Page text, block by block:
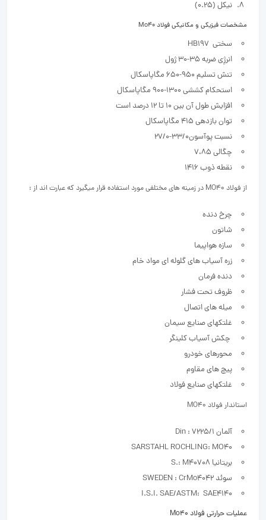
نیکل (0.25)
مشخصات فیزیکی و مکانیکی فولاد Mo40
سختی HB197
انرژِی ضربه 35-30 ژول
تنش تسلیم 950-650 مگاپاسکال
استحکام کششی 1300-900 مگاپاسکال
افزایش طول آن بین 10 تا 12 درصد است
توان بازدهی 415 مگاپاسکال
نسبت پوآسون33/0-27/0
چگالی 7،85
نقطه ذوب 1416
از فولاد MO40 در زمینه های مختلفی مورد استفاده قرار میگیرد که عبارت اند از :
چرخ دنده
شاتون
سازه هواپیما
زره آسیاب های گلوله ای مواد خام
دنده فرمان
ظروف تحت فشار
میله های اتصال
غلتکهای صنایع سیمان
چکش آسیاب کلینگر
محورهای خودرو
پیچ های مقاوم
غلتکهای صنایع فولاد
استاندار فولاد MO40
آلمان Din : 7225/1
SARSTAHL ROCHLING: MO40
بریتانیا S.: M40708
سوئد SWEDEN : CrMo4042
I.S.I. SAE/ASTM: SAE4140
عملیات حرارتی فولاد Mo40